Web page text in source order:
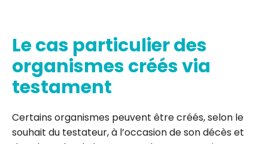
Le cas particulier des
organismes créés via
testament
Certains organismes peuvent être créés, selon le
souhait du testateur, à l’occasion de son décès et